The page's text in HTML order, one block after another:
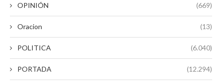
OPINIÓN (669)
Oracion (13)
POLITICA (6.040)
PORTADA (12.294)